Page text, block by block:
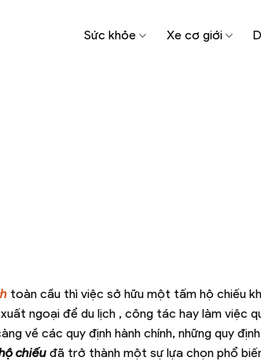
Sức khỏe Xe cơ giới
toàn cầu thì việc sở hữu một tấm hộ chiếu
ngoại để du lịch , công tác hay làm việc
về các quy định hành chính, những quy
chiếu đã trở thành một sự lựa chọn phổ